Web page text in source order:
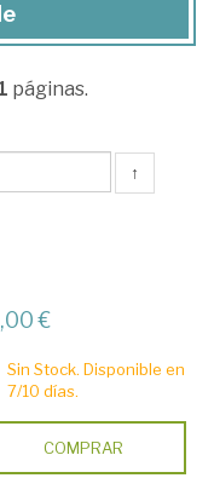
1 páginas.
↑
€
Sin Stock. Disponible en
7/10 días.
COMPRAR